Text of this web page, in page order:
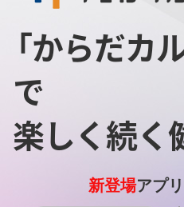
「からだカ
で
楽しく続く
新登場アプ